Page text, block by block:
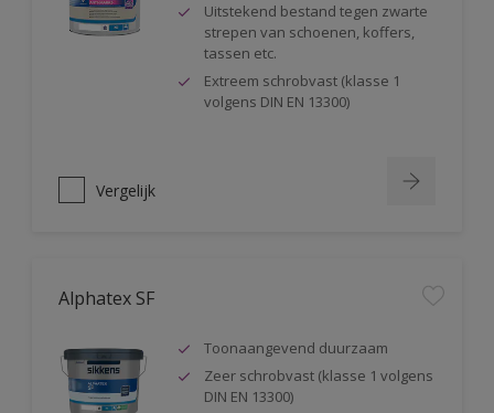
Uitstekend bestand tegen zwarte
strepen van schoenen, koffers,
tassen etc.
Extreem schrobvast (klasse 1
volgens DIN EN 13300)
Vergelijk
Alphatex SF
Toonaangevend duurzaam
Zeer schrobvast (klasse 1 volgens
DIN EN 13300)